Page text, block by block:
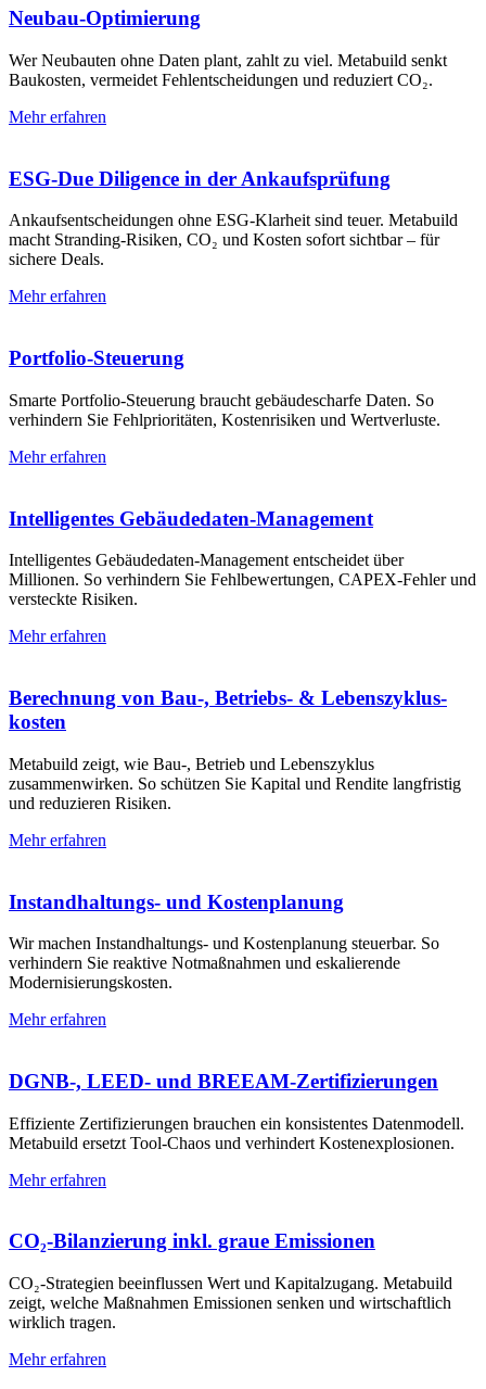
Neubau-Optimierung
Wer Neubauten ohne Daten plant, zahlt zu viel. Metabuild senkt
Baukosten, vermeidet Fehlentscheidungen und reduziert CO₂.
Mehr erfahren
ESG-Due Diligence in der Ankaufsprüfung
Ankaufsentscheidungen ohne ESG-Klarheit sind teuer. Metabuild
macht Stranding-Risiken, CO₂ und Kosten sofort sichtbar – für
sichere Deals.
Mehr erfahren
Portfolio-Steuerung
Smarte Portfolio-Steuerung braucht gebäudescharfe Daten. So
verhindern Sie Fehlprioritäten, Kostenrisiken und Wertverluste.
Mehr erfahren
Intelligentes Gebäudedaten-Management
Intelligentes Gebäudedaten-Management entscheidet über
Millionen. So verhindern Sie Fehlbewertungen, CAPEX-Fehler und
versteckte Risiken.
Mehr erfahren
Berechnung von Bau-, Betriebs- & Lebens­zyklus­
kosten
Metabuild zeigt, wie Bau-, Betrieb und Lebenszyklus
zusammenwirken. So schützen Sie Kapital und Rendite langfristig
und reduzieren Risiken.
Mehr erfahren
Instandhaltungs- und Kosten­planung
Wir machen Instandhaltungs- und Kostenplanung steuerbar. So
verhindern Sie reaktive Notmaßnahmen und eskalierende
Modernisierungs­kosten.
Mehr erfahren
DGNB-, LEED- und BREEAM-Zertifizierungen
Effiziente Zertifizierungen brauchen ein konsistentes Datenmodell.
Metabuild ersetzt Tool-Chaos und verhindert Kostenexplosionen.
Mehr erfahren
CO₂-Bilanzierung inkl. graue Emissionen
CO₂-Strategien beeinflussen Wert und Kapitalzugang. Metabuild
zeigt, welche Maßnahmen Emissionen senken und wirtschaftlich
wirklich tragen.
Mehr erfahren